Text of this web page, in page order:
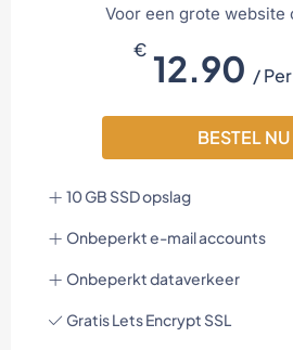
Voor een grote website
€ 12.90 /
BESTEL NU
10 GB SSD opslag
Onbeperkt e-mail accounts
Onbeperkt dataverkeer
Gratis Lets Encrypt SSL